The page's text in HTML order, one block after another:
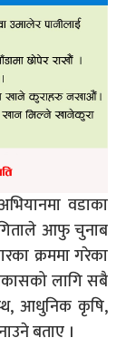
वडाका
आफु चुनाब
क्रममा गरेका
लागि सबै
आधुनिक कृषि,
बताए ।